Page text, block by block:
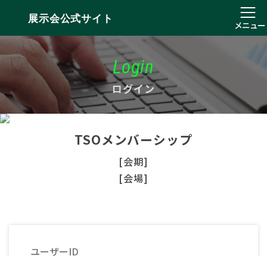
展示会公式サイト
メニュー
Login
ログイン
TSOメンバーシップ
[会期]
[会場]